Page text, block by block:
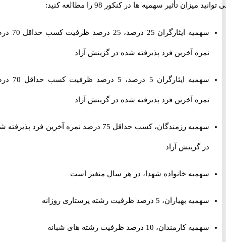
میزان تأثیر سهمیه ها در کنکور 98 را مطالعه کنید:
سهمیه ایثارگران 25 درصد، 25 درصد ظرفیت کسب حداقل 70 درصد
نمره آخرین فرد پذیرفته شده در گزینش آزاد
سهمیه ایثارگران 5 درصد، 5 درصد ظرفیت کسب حداقل 70 درصد
نمره آخرین فرد پذیرفته شده در گزینش آزاد
سهمیه رزمندگان، کسب حداقل 75 درصد نمره آخرین فرد پذیرفته شده
در گزینش آزاد
سهمیه خانواده شهدا، در هر سال متغیر است
سهمیه بهیاران،
سهمیه کارمندان،10 درصد ظرفیت رشته های شبانه